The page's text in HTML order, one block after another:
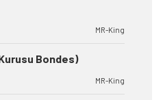
MR-King
Bondes)
MR-King